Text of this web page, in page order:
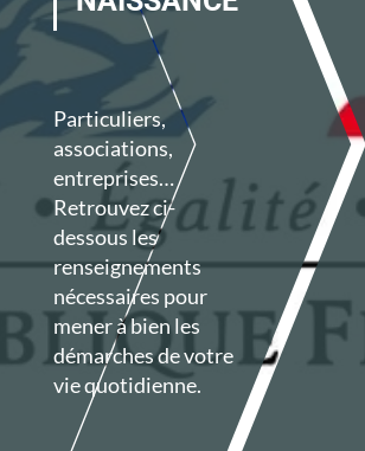
Particuliers,
associations,
entreprises…
Retrouvez ci-
dessous les
renseignements
nécessaires pour
mener à bien les
démarches de votre
vie quotidienne.